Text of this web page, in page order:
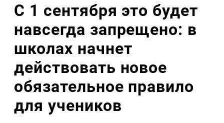
С 1 сентября это будет
навсегда запрещено: в
школах начнет
действовать новое
обязательное правило
для учеников